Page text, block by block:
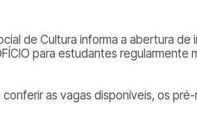
de Cultura informa a abertura
para estudantes regularmente
conferir as vagas disponíveis, os